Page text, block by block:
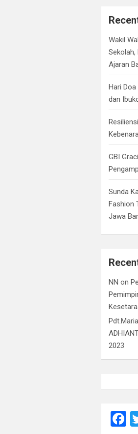
c
Wakil
Sekolah,
Ajaran
Hari
dan
GBI
Sunda
Fashion
Jawa
NN on
2023
F